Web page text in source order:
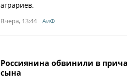
аграриев.
Вчера, 13:44 АиФ
Россиянина обвинили в
сына